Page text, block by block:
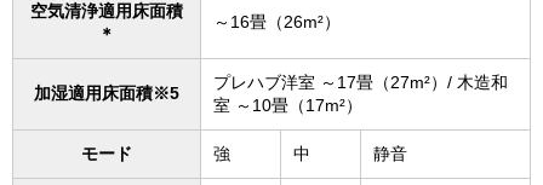
空気清浄適用床面積
＊
～16畳（26m²）
加湿適用床面積※5
プレハブ洋室 ～17畳（27m²）/ 木造和
室 ～10畳（17m²）
モード 強 中 静音